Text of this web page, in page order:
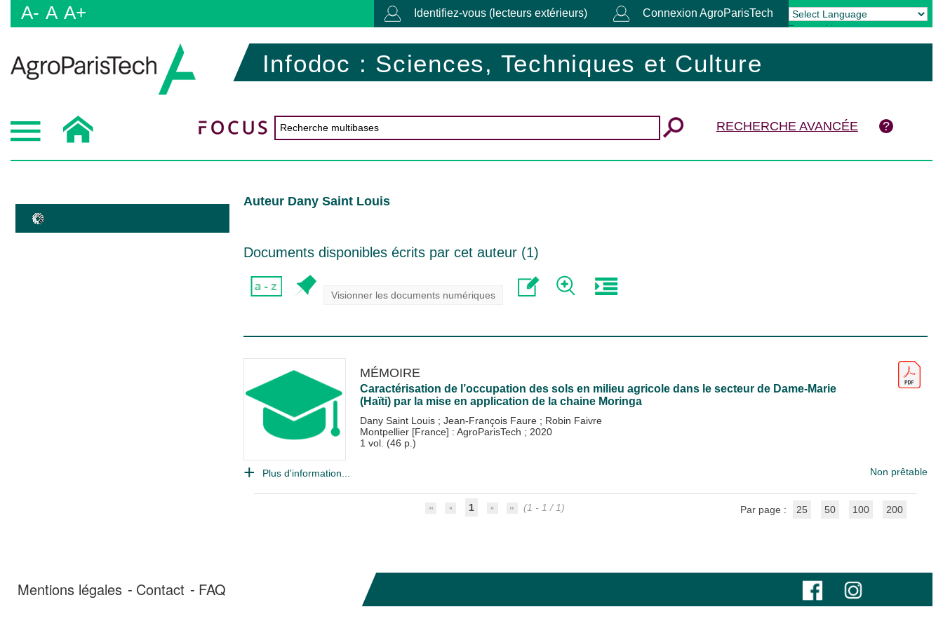
A- A A+ Identifiez-vous (lecteurs extérieurs) Connexion AgroParisTech
Powered by Translate
Infodoc : Sciences, Techniques et Culture
RECHERCHE AVANCÉE
Auteur Dany Saint Louis
Documents disponibles écrits par cet auteur (1)
Visionner les documents numériques
MÉMOIRE
Caractérisation de l’occupation des sols en milieu agricole dans le secteur de Dame-Marie
(Haïti) par la mise en application de la chaine Moringa
Dany Saint Louis ; Jean-François Faure ; Robin Faivre
Montpellier [France] : AgroParisTech ; 2020
1 vol. (46 p.)
Plus d'information... Non prêtable
1 (1 - 1 / 1) Par page : 25 50 100 200
Mentions légales Contact FAQ